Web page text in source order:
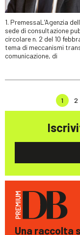
1. PremessaL’Agenzia
sede di consultazione
circolare n. 2 del 10
tema di meccanismi
comunicazione, di
1 2
Una raccolta